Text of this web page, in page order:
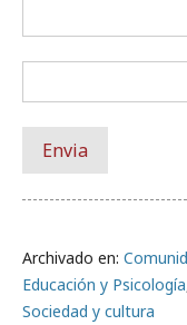
Archivado en:
Educación y Psicología
Sociedad y cultura